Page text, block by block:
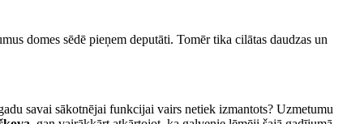
domes sēdē pieņem deputāti. Tomēr tika cilātas daudzas un
savai sākotnējai funkcijai vairs netiek izmantots? Uzmetumu